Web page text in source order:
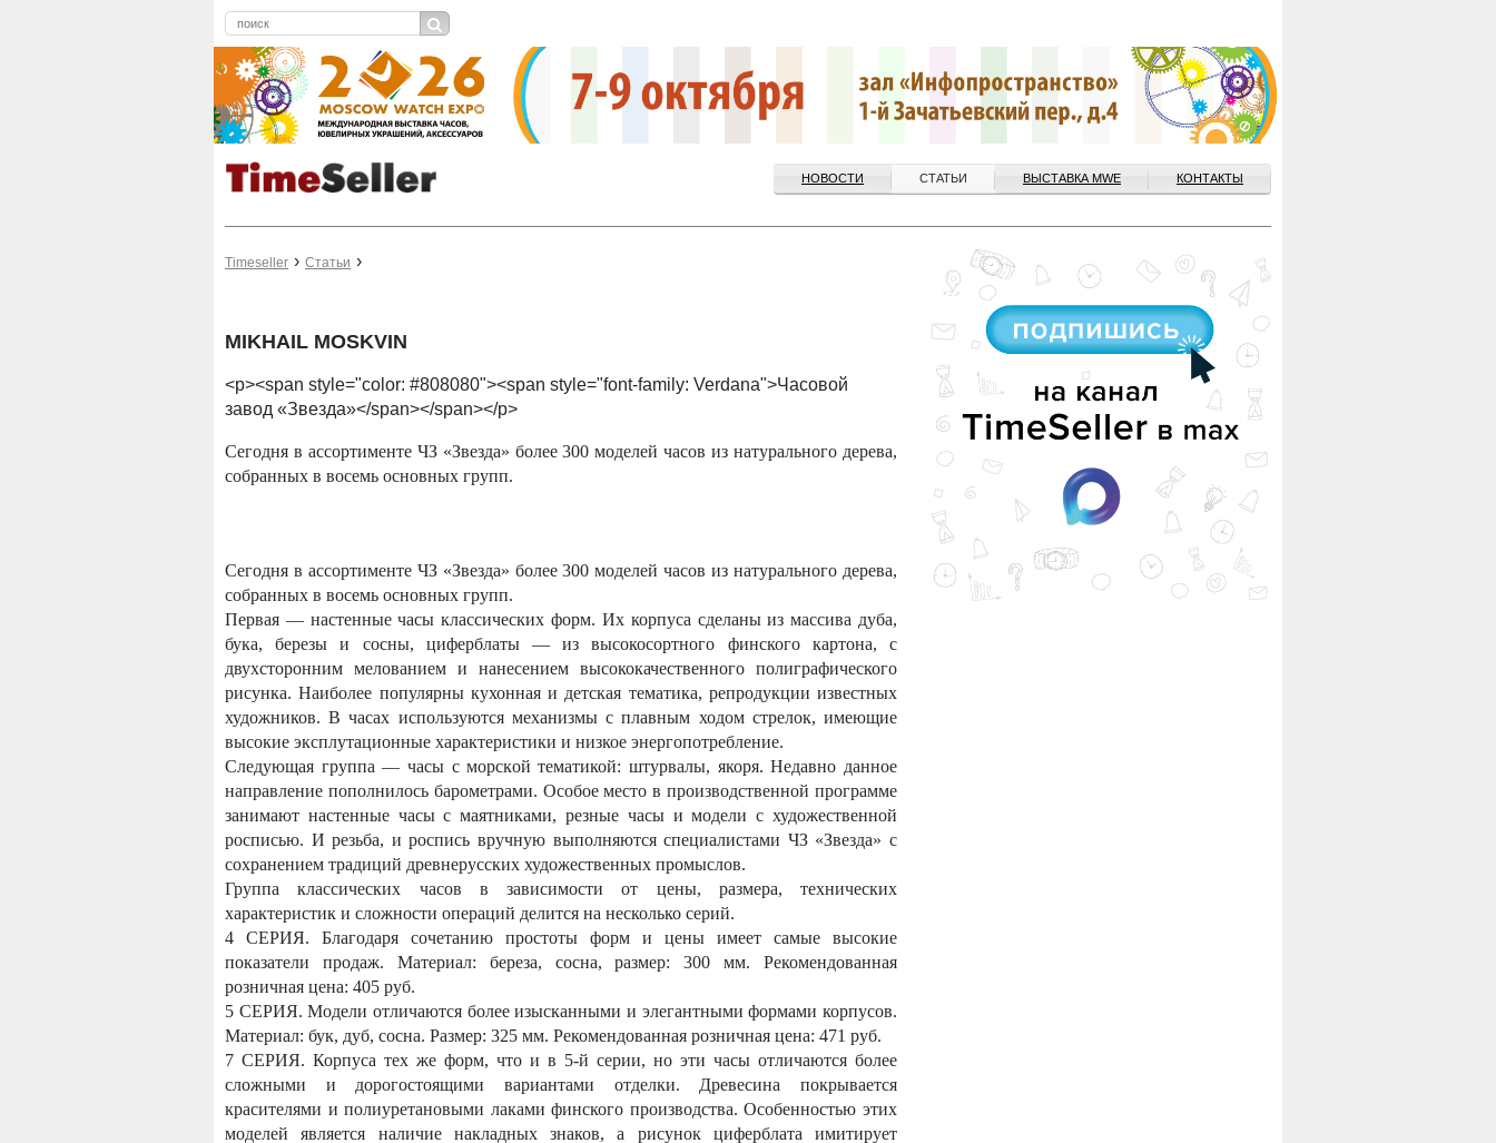
НОВОСТИ СТАТЬИ ВЫСТАВКА MWE КОНТАКТЫ
Timeseller Статьи
MIKHAIL MOSKVIN
<p><span style="color: #808080"><span style="font-family: Verdana">Часовой
завод «Звезда»</span></span></p>
Сегодня в ассортименте ЧЗ «Звезда» более 300 моделей часов из натурального дерева,
собранных в восемь основных групп.
Сегодня в ассортименте ЧЗ «Звезда» более 300 моделей часов из натурального дерева,
собранных в восемь основных групп.
Первая — настенные часы классических форм. Их корпуса сделаны из массива дуба,
бука, березы и сосны, циферблаты — из высокосортного финского картона, с
двухсторонним мелованием и нанесением высококачественного полиграфического
рисунка. Наиболее популярны кухонная и детская тематика, репродукции известных
художников. В часах используются механизмы с плавным ходом стрелок, имеющие
высокие эксплутационные характеристики и низкое энергопотребление.
Следующая группа — часы с морской тематикой: штурвалы, якоря. Недавно данное
направление пополнилось барометрами. Особое место в производственной программе
занимают настенные часы с маятниками, резные часы и модели с художественной
росписью. И резьба, и роспись вручную выполняются специалистами ЧЗ «Звезда» с
сохранением традиций древнерусских художественных промыслов.
Группа классических часов в зависимости от цены, размера, технических
характеристик и сложности операций делится на несколько серий.
4 СЕРИЯ. Благодаря сочетанию простоты форм и цены имеет самые высокие
показатели продаж. Материал: береза, сосна, размер: 300 мм. Рекомендованная
розничная цена: 405 руб.
5 СЕРИЯ. Модели отличаются более изысканными и элегантными формами корпусов.
Материал: бук, дуб, сосна. Размер: 325 мм. Рекомендованная розничная цена: 471 руб.
7 СЕРИЯ. Корпуса тех же форм, что и в 5-й серии, но эти часы отличаются более
сложными и дорогостоящими вариантами отделки. Древесина покрывается
красителями и полиуретановыми лаками финского производства. Особенностью этих
моделей является наличие накладных знаков, а рисунок циферблата имитирует